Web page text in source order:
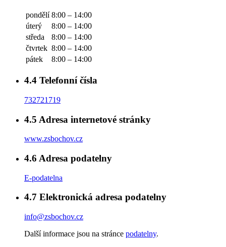
pondělí 8:00 – 14:00
úterý
8:00 – 14:00
středa
8:00 – 14:00
čtvrtek 8:00 – 14:00
pátek
8:00 – 14:00
4.4 Telefonní čísla
732721719
4.5 Adresa internetové stránky
www.zsbochov.cz
4.6 Adresa podatelny
E-podatelna
4.7 Elektronická adresa podatelny
info@zsbochov.cz
Další informace jsou na stránce podatelny.